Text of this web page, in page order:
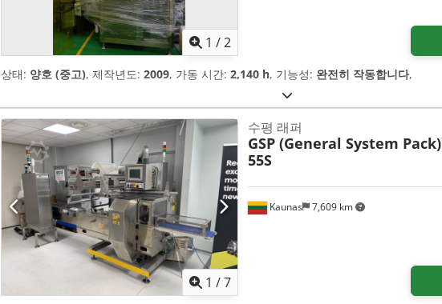
1 /2
상태: 양호 (중고), 제작년도: 2009, 가동 시간: 2,140 h, 기능성: 완전히 작동합니다,
1 /7
Kaunas 7,609 km
수평 래퍼
GSP (General System Pack)
55S